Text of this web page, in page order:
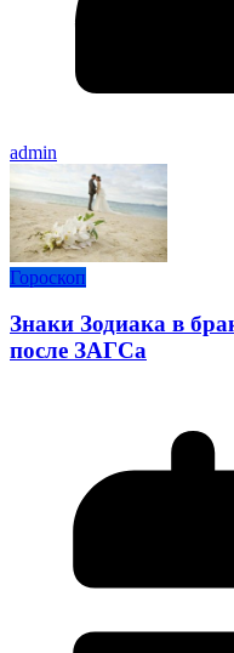
admin
Гороскоп
Знаки Зодиака в
после ЗАГСа